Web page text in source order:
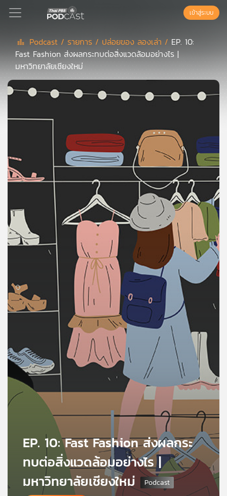
Podcast
เพล
ลิ
เพล
สต์
ของ
คุณ
บทความ
ข่าว
และ
กิจกรรม
เกี่ยว
เครือ
วิทยุ
เข้าสู่ระบบ
Podcast / รายการ / ปล่อยของ ลองเล่า / EP. 10:
Fast Fashion ส่งผลกระทบต่อสิ่งแวดล้อมอย่างไร |
มหาวิทยาลัยเชียงใหม่
EP. 10: Fast Fashion ส่งผลกระ
ทบต่อสิ่งแวดล้อมอย่างไร |
มหาวิทยาลัยเชียงใหม่